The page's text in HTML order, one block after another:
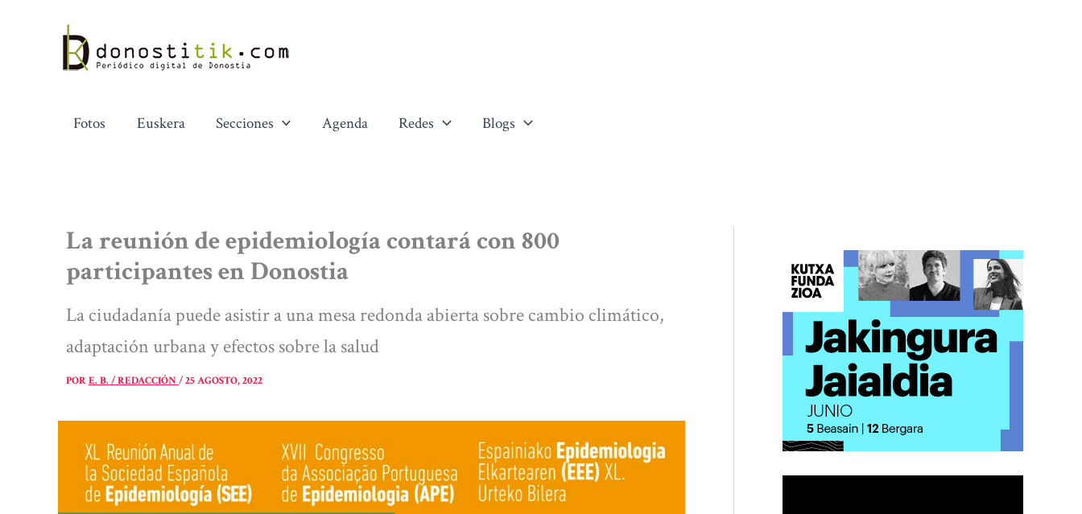
contenido
Fotos Euskera Secciones Agenda Redes Blogs
La reunión de epidemiología contará con 800
participantes en Donostia
La ciudadanía puede asistir a una mesa redonda abierta sobre cambio climático,
adaptación urbana y efectos sobre la salud
PORE. B. / REDACCIÓN/25 AGOSTO, 2022